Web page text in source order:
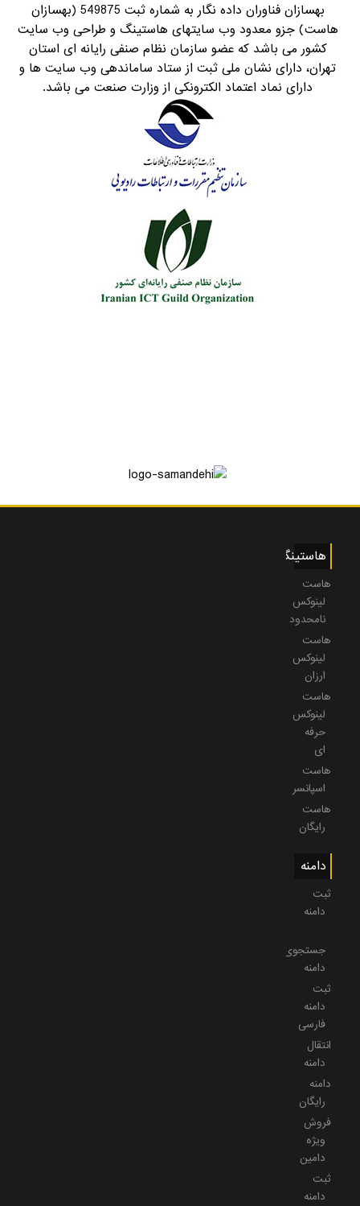
بهسازان فناوران داده نگار به شماره ثبت 549875 (بهسازان
هاست) جزو معدود وب سایتهای هاستینگ و طراحی وب سایت
کشور می باشد که عضو سازمان نظام صنفی رایانه ای استان
تهران، دارای نشان ملی ثبت از ستاد ساماندهی وب سایت ها و
دارای نماد اعتماد الکترونکی از وزارت صنعت می باشد.
هاستینگ
هاست
لینوکس
نامحدود
هاست
لینوکس
ارزان
هاست
لینوکس
حرفه
ای
هاست
اسپانسر
هاست
رایگان
دامنه
ثبت
دامنه
جستجوی
دامنه
ثبت
دامنه
فارسی
انتقال
دامنه
دامنه
رایگان
فروش
ویژه
دامین
ثبت
دامنه